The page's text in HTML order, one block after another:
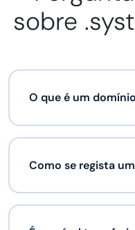
sobre
O que é um
Como se regista